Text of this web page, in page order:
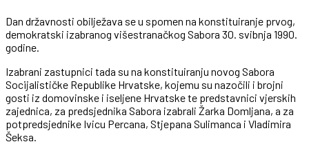
Dan državnosti obilježava se u spomen na konstituiranje prvog,
demokratski izabranog višestranačkog Sabora 30. svibnja 1990.
godine.
Izabrani zastupnici tada su na konstituiranju novog Sabora
Socijalističke Republike Hrvatske, kojemu su nazočili i brojni
gosti iz domovinske i iseljene Hrvatske te predstavnici vjerskih
zajednica, za predsjednika Sabora izabrali Žarka Domljana, a za
potpredsjednike Ivicu Percana, Stjepana Sulimanca i Vladimira
Šeksa.